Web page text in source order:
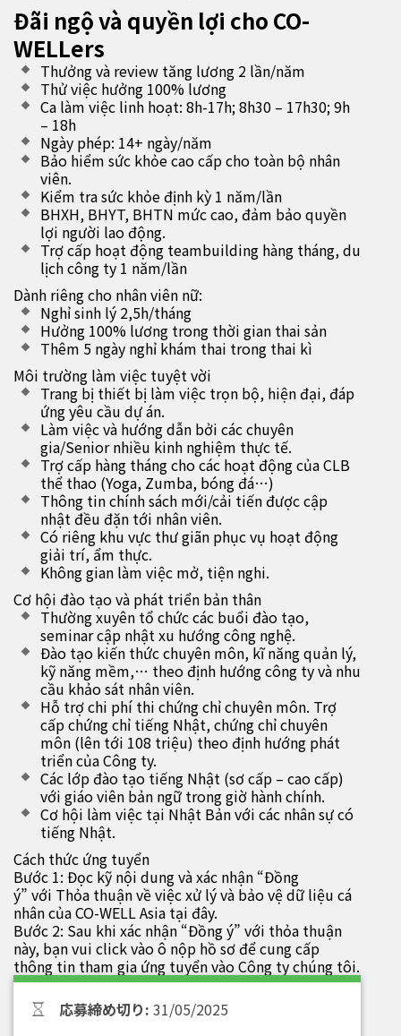
Đãi ngộ và quyền lợi cho CO-
WELLers
Thưởng và review tăng lương 2 lần/năm
Thử việc hưởng 100% lương
Ca làm việc linh hoạt: 8h-17h; 8h30 – 17h30; 9h
– 18h
Ngày phép: 14+ ngày/năm
Bảo hiểm sức khỏe cao cấp cho toàn bộ nhân
viên.
Kiểm tra sức khỏe định kỳ 1 năm/lần
BHXH, BHYT, BHTN mức cao, đảm bảo quyền
lợi người lao động.
Trợ cấp hoạt động teambuilding hàng tháng, du
lịch công ty 1 năm/lần
Dành riêng cho nhân viên nữ:
Nghỉ sinh lý 2,5h/tháng
Hưởng 100% lương trong thời gian thai sản
Thêm 5 ngày nghỉ khám thai trong thai kì
Môi trường làm việc tuyệt vời
Trang bị thiết bị làm việc trọn bộ, hiện đại, đáp
ứng yêu cầu dự án.
Làm việc và hướng dẫn bởi các chuyên
gia/Senior nhiều kinh nghiệm thực tế.
Trợ cấp hàng tháng cho các hoạt động của CLB
thể thao (Yoga, Zumba, bóng đá…)
Thông tin chính sách mới/cải tiến được cập
nhật đều đặn tới nhân viên.
Có riêng khu vực thư giãn phục vụ hoạt động
giải trí, ẩm thực.
Không gian làm việc mở, tiện nghi.
Cơ hội đào tạo và phát triển bản thân
Thường xuyên tổ chức các buổi đào tạo,
seminar cập nhật xu hướng công nghệ.
Đào tạo kiến thức chuyên môn, kĩ năng quản lý,
kỹ năng mềm,… theo định hướng công ty và nhu
cầu khảo sát nhân viên.
Hỗ trợ chi phí thi chứng chỉ chuyên môn. Trợ
cấp chứng chỉ tiếng Nhật, chứng chỉ chuyên
môn (lên tới 108 triệu) theo định hướng phát
triển của Công ty.
Các lớp đào tạo tiếng Nhật (sơ cấp – cao cấp)
với giáo viên bản ngữ trong giờ hành chính.
Cơ hội làm việc tại Nhật Bản với các nhân sự có
tiếng Nhật.
Cách thức ứng tuyển
Bước 1: Đọc kỹ nội dung và xác nhận “Đồng
ý” với Thỏa thuận về việc xử lý và bảo vệ dữ liệu cá
nhân của CO-WELL Asia tại đây.
Bước 2: Sau khi xác nhận “Đồng ý” với thỏa thuận
này, bạn vui click vào ô nộp hồ sơ để cung cấp
thông tin tham gia ứng tuyển vào Công ty chúng tôi.
応募締め切り: 31/05/2025